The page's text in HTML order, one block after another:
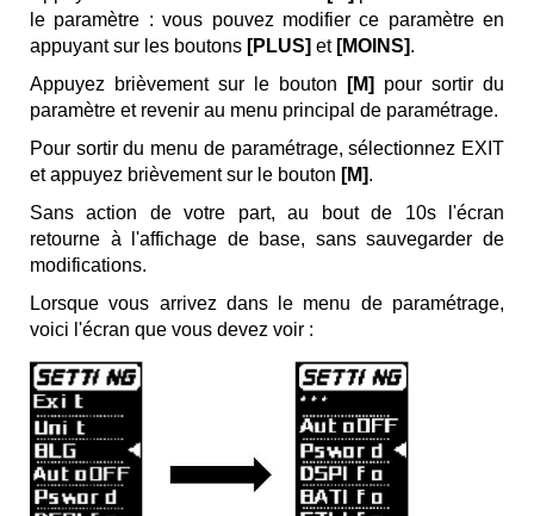
le paramètre : vous pouvez modifier ce paramètre en
appuyant sur les boutons [PLUS] et [MOINS].
Appuyez brièvement sur le bouton
[M]
pour sortir du
paramètre et revenir au menu principal de paramétrage.
Pour sortir du menu de paramétrage, sélectionnez EXIT
et appuyez brièvement sur le bouton [M].
Sans action de votre part, au bout de 10s l'écran
retourne à l'affichage de base, sans sauvegarder de
modifications.
Lorsque vous arrivez dans le menu de paramétrage,
voici l'écran que vous devez voir :